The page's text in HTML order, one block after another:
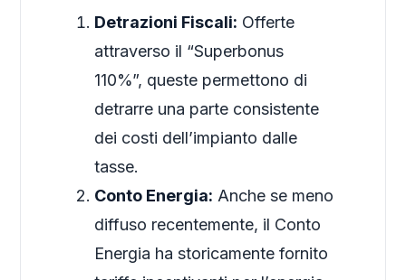
Detrazioni Fiscali: Offerte
attraverso il “Superbonus
110%”, queste permettono di
detrarre una parte consistente
dei costi dell’impianto dalle
tasse.
Conto Energia: Anche se meno
diffuso recentemente, il Conto
Energia ha storicamente fornito